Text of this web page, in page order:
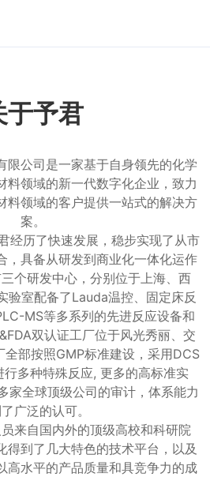
于予君
限公司是一家基于自身领先的化学
料领域的新一代数字化企业，致力
料领域的客户提供一站式的解决方
案。
经历了快速发展，稳步实现了从市
，具备从研发到商业化一体化运作
个研发中心，分别位于上海、西
验室配备了Lauda温控、固定床反
MS等多系列的先进反应设备和
双认证工厂位于风光秀丽、交
部按照GMP标准建设，采用DCS
多种特殊反应, 更多的高标准实
家全球顶级公司的审计，体系能力
广泛的认可。
来自国内外的顶级高校和科研院
得到了几大特色的技术平台，以及
高水平的产品质量和具竞争力的成